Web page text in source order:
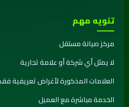
تنويه مهم
مركز صيانة مستقل
لا يمثل أي شركة أو علامة تجارية
العلامات المذكورة لأغراض تعريفية
الخدمة مباشرة مع العميل